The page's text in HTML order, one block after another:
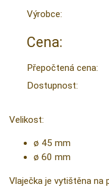
Výrobce:
Cena:
Přepočtená cena:
Dostupnost:
Velikost:
ø 45 mm
ø 60 mm
Vlaječka je vytištěna na